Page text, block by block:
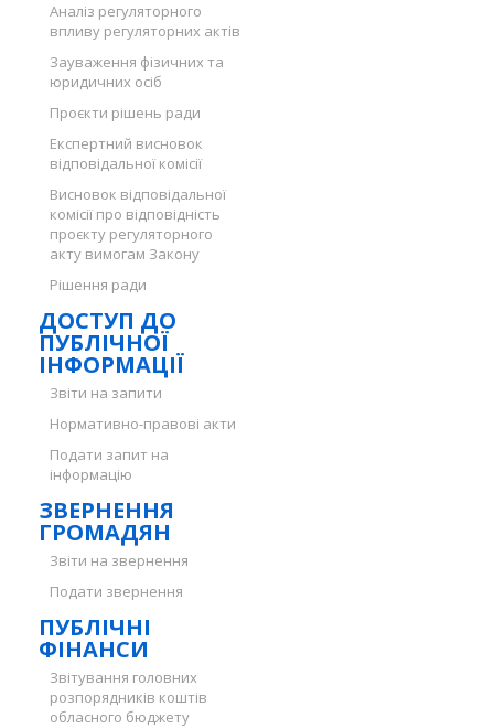
Аналіз регуляторного
впливу регуляторних актів
Зауваження фізичних та
юридичних осіб
Проєкти рішень ради
Експертний висновок
відповідальної комісії
Висновок відповідальної
комісії про відповідність
проєкту регуляторного
акту вимогам Закону
Рішення ради
ДОСТУП ДО
ПУБЛІЧНОЇ
ІНФОРМАЦІЇ
Звіти на запити
Нормативно-правові акти
Подати запит на
інформацію
ЗВЕРНЕННЯ
ГРОМАДЯН
Звіти на звернення
Подати звернення
ПУБЛІЧНІ
ФІНАНСИ
Звітування головних
розпорядників коштів
обласного бюджету